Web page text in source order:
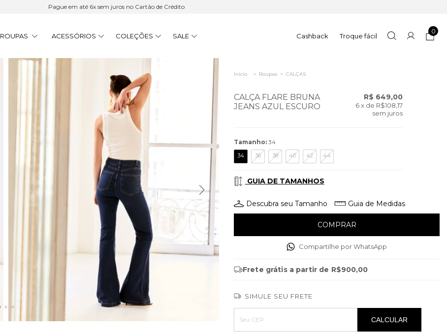
Pague em até 6x sem juros no Cartão de Crédito
ROUPAS ACESSÓRIOS COLEÇÕES SALE Cashback Troque fácil
0
Início > Roupas > CALÇAS
CALÇA FLARE BRUNA
JEANS AZUL ESCURO
R$ 649,00
6 x de R$108,17
sem juros
Tamanho: 34
34 36 38 40 42 44
GUIA DE TAMANHOS
Descubra seu Tamanho Guia de Medidas
Compartilhe por WhatsApp
Frete grátis a partir de R$900,00
SIMULE SEU FRETE
Entregas para o CEP:
ALTERAR CEP
CALCULAR